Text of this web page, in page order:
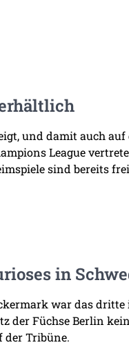
und damit auch
League
sind bereits
in
war das
der Füchse Berlin
der Tribüne.